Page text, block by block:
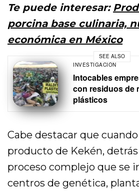
Te puede interesar:
porcina base culinaria,
económica en México
SEE ALSO
INVESTIGACIÓN
Intocables
con residuos de
plásticos
Cabe destacar que
producto de Kekén,
proceso complejo que se
centros de genética,